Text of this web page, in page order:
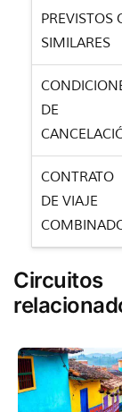
PREVISTOS
SIMILARES
DE
CONTRATO
DE VIAJE
Circuitos